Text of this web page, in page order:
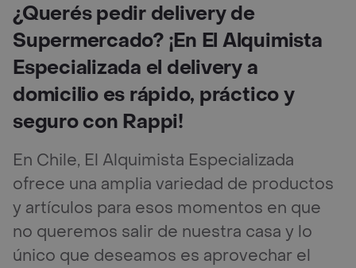
¿Querés pedir delivery de
Supermercado? ¡En El Alquimista
Especializada el delivery a
domicilio es rápido, práctico y
seguro con Rappi!
En Chile, El Alquimista Especializada
ofrece una amplia variedad de productos
y artículos para esos momentos en que
no queremos salir de nuestra casa y lo
único que deseamos es aprovechar el